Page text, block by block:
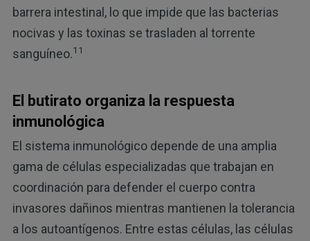
barrera intestinal, lo que impide que las bacterias
nocivas y las toxinas se trasladen al torrente
sanguíneo.11
El butirato organiza la respuesta
inmunológica
El sistema inmunológico depende de una amplia
gama de células especializadas que trabajan en
coordinación para defender el cuerpo contra
invasores dañinos mientras mantienen la tolerancia
a los autoantígenos. Entre estas células, las células